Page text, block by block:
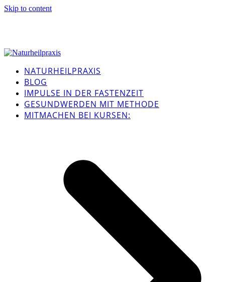
Skip to content
NATURHEILPRAXIS
BLOG
IMPULSE IN DER FASTENZEIT
GESUNDWERDEN MIT METHODE
MITMACHEN BEI KURSEN: